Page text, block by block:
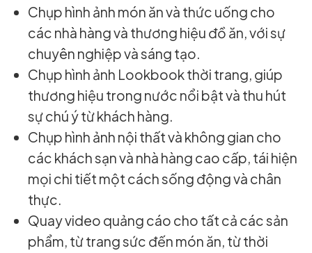
Chụp hình ảnh món ăn và thức uống cho
các nhà hàng và thương hiệu đồ ăn, với sự
chuyên nghiệp và sáng tạo.
Chụp hình ảnh Lookbook thời trang, giúp
thương hiệu trong nước nổi bật và thu hút
sự chú ý từ khách hàng.
Chụp hình ảnh nội thất và không gian cho
các khách sạn và nhà hàng cao cấp, tái hiện
mọi chi tiết một cách sống động và chân
thực.
Quay video quảng cáo cho tất cả các sản
phẩm, từ trang sức đến món ăn, từ thời